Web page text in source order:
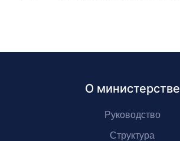
О министерстве
Руководство
Структура